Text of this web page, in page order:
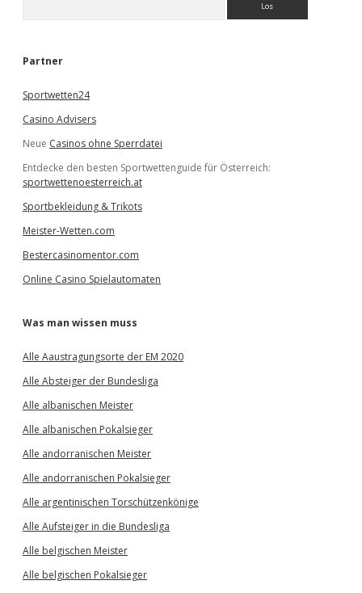
e
Partner
Sportwetten24
Casino Advisers
Neue Casinos ohne Sperrdatei
Entdecke den besten Sportwettenguide für Österreich:
sportwettenoesterreich.at
Sportbekleidung & Trikots
Meister-Wetten.com
Bestercasinomentor.com
Online Casino Spielautomaten
Was man wissen muss
Alle Aaustragungsorte der EM 2020
Alle Absteiger der Bundesliga
Alle albanischen Meister
Alle albanischen Pokalsieger
Alle andorranischen Meister
Alle andorranischen Pokalsieger
Alle argentinischen Torschützenkönige
Alle Aufsteiger in die Bundesliga
Alle belgischen Meister
Alle belgischen Pokalsieger